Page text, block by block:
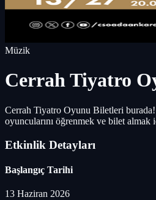
Müzik
Cerrah Tiyatro
Cerrah Tiyatro Oyunu Biletleri
oyuncularını öğrenmek ve bilet almak
Etkinlik Detayları
Başlangıç Tarihi
13 Haziran 2026